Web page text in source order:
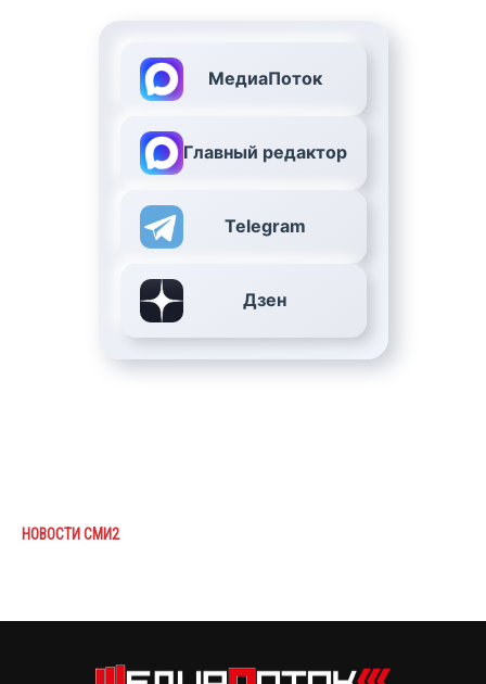
МедиаПоток
Главный редактор
Telegram
Дзен
НОВОСТИ СМИ2